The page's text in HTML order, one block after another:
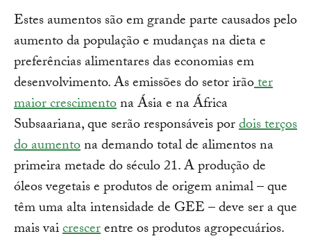
Estes aumentos são em grande parte causados pelo
aumento da população e mudanças na dieta e
preferências alimentares das economias em
desenvolvimento. As emissões do setor irãoter
maior crescimentona Ásia e na África
Subsaariana, que serão responsáveis pordois terços
do aumentona demando total de alimentos na
primeira metade do século 21. A produção de
óleos vegetais e produtos de origem animal – que
têm uma alta intensidade de GEE – deve ser a que
mais vaicrescerentre os produtos agropecuários.